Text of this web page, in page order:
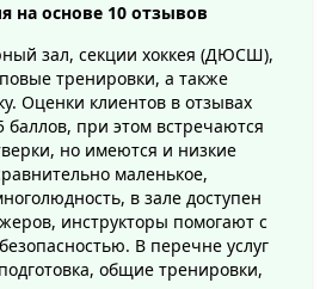
помогут вам достичь
Они подберут подходящую
ваших целей и
эффективную программу
как групповые, так и
Минск"предлагает
для занятий спортом.
себя подходящий вариант:
на основе 10 отзывов
зал, секции хоккея (ДЮСШ),
тренировки, а также
Оценки клиентов в отзывах
баллов, при этом встречаются
но имеются и низкие
маленькое,
в зале доступен
инструкторы помогают с
В перечне услуг
общие тренировки,